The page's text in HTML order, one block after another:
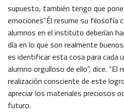
supuesto, también tengo que
emociones”Él resume su filosofía
alumnos en el instituto deberían
día en lo que son realmente
es identificar esta cosa para cada
alumno orgulloso de ello”, dice. “El
realización consciente de este
apreciar los materiales preciosos
futuro.